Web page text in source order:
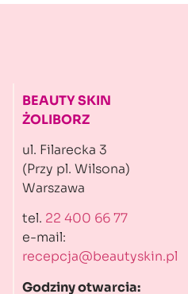
BEAUTY SKIN
ŻOLIBORZ
ul. Filarecka 3
(Przy pl. Wilsona)
Warszawa
tel. 22 400 66 77
e-mail:
recepcja@beautyskin.pl
Godziny otwarcia: